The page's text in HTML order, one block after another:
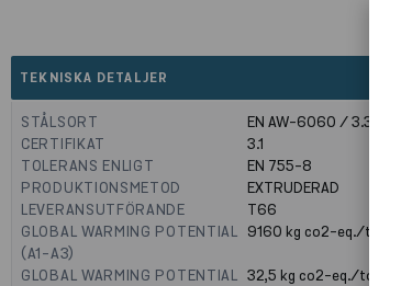
TEKNISKA DETALJER
STÅLSORT
EN AW-6060 / 3.3206
CERTIFIKAT
3.1
TOLERANS ENLIGT
EN 755-8
PRODUKTIONSMETOD
EXTRUDERAD
LEVERANSUTFÖRANDE
T66
GLOBAL WARMING POTENTIAL
(A1-A3)
9160kg co2-eq./ton
GLOBAL WARMING POTENTIAL 32,5kg co2-eq./ton